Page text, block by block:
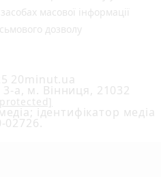
масової інформації
дозволу
20minut.ua
а, м. Вінниця, 21032
ідентифікатор медіа
02726.